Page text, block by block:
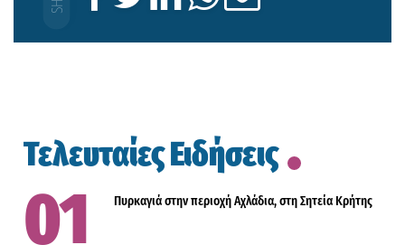
Τελευταίες Ειδήσεις
Πυρκαγιά στην περιοχή Αχλάδια, στη Σητεία Κρήτης